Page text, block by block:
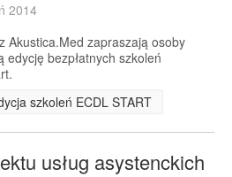
2014
Akustica.Med zapraszają osoby
edycję bezpłatnych szkoleń
szkoleń ECDL START
usług asystenckich